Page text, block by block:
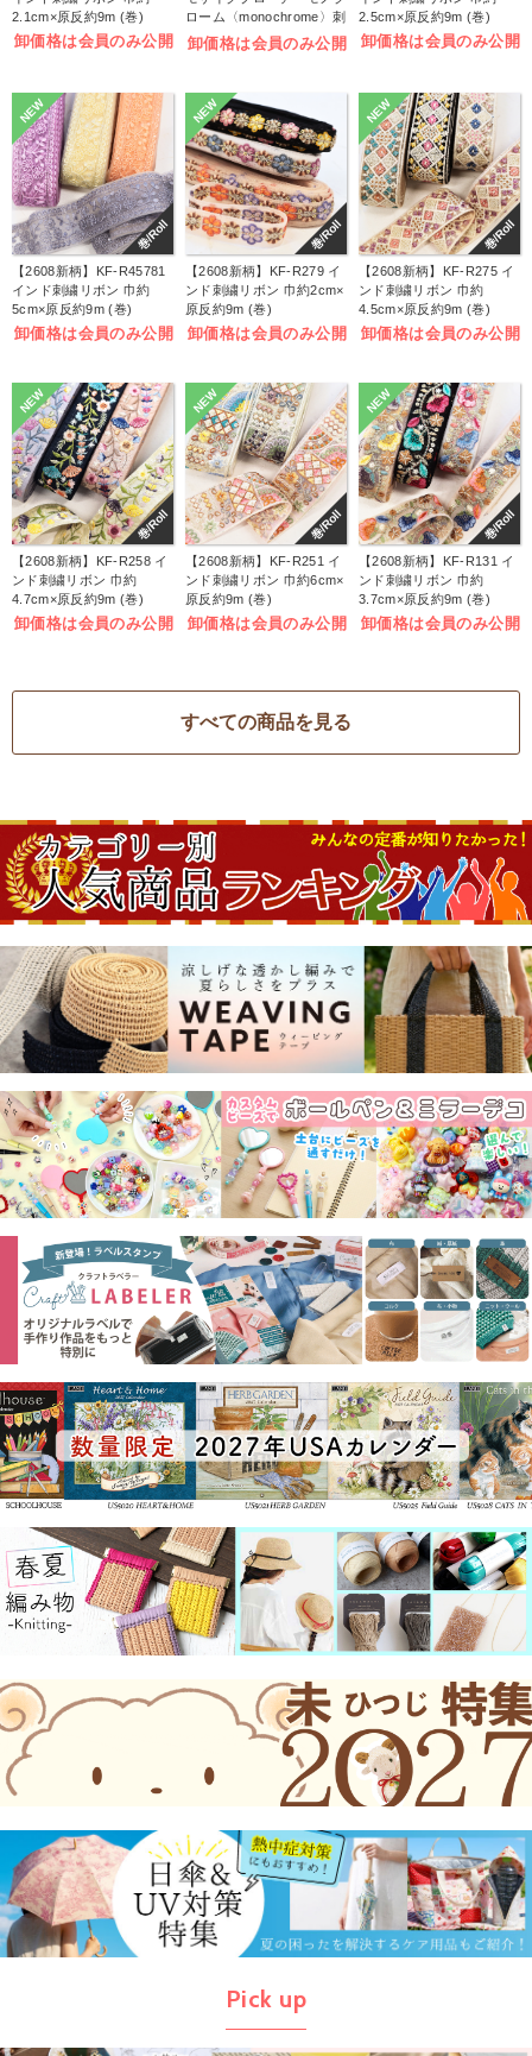
2.1cm×原反約9m (巻)
卸価格は会員のみ公開
ローム〈monochrome〉刺
しゅうキット (袋)
卸価格は会員のみ公開
2.5cm×原反約9m (巻)
卸価格は会員のみ公開
NEW
巻/Roll
【2608新柄】KF-R45781
インド刺繍リボン 巾約
5cm×原反約9m (巻)
卸価格は会員のみ公開
巻/Roll
NEW
【2608新柄】KF-R279 イ
ンド刺繍リボン 巾約2cm×
原反約9m (巻)
卸価格は会員のみ公開
巻/Roll
NEW
【2608新柄】KF-R275 イ
ンド刺繍リボン 巾約
4.5cm×原反約9m (巻)
卸価格は会員のみ公開
NEW
巻/Roll
【2608新柄】KF-R258 イ
ンド刺繍リボン 巾約
4.7cm×原反約9m (巻)
卸価格は会員のみ公開
NEW
巻/Roll
【2608新柄】KF-R251 イ
ンド刺繍リボン 巾約6cm×
原反約9m (巻)
卸価格は会員のみ公開
NEW
巻/Roll
【2608新柄】KF-R131 イ
ンド刺繍リボン 巾約
3.7cm×原反約9m (巻)
卸価格は会員のみ公開
すべての商品を見る
Pick up